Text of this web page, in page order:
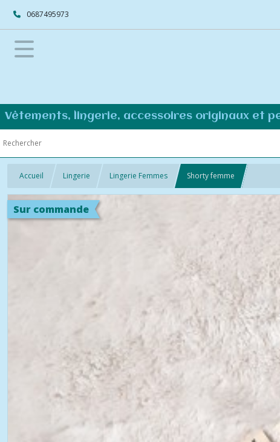
0687495973
Vêtements, lingerie, accessoires originaux et
Accueil Lingerie Lingerie Femmes Shorty femme
Sur commande